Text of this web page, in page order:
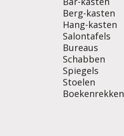
Berg-kasten
Hang-kasten
Salontafels
Bureaus
Schabben
Spiegels
Stoelen
Boekenrekken